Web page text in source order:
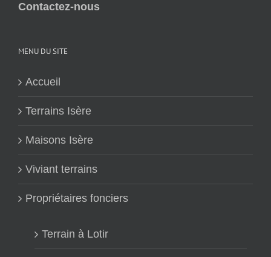
Contactez-nous
MENU DU SITE
Accueil
Terrains Isère
Maisons Isère
Viviant terrains
Propriétaires fonciers
Terrain à Lotir